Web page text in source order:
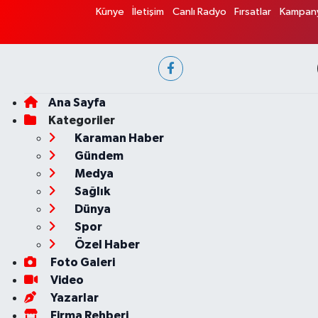
Künye İletişim Canlı Radyo Fırsatlar
Ana Sayfa
Kategoriler
Karaman Haber
Gündem
Medya
Sağlık
Dünya
Spor
Özel Haber
Foto Galeri
Video
Yazarlar